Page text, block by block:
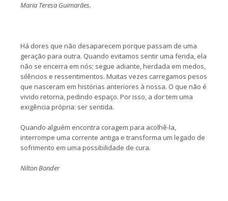
Maria Teresa Guimarães.
Há dores que não desaparecem porque passam de uma
geração para outra. Quando evitamos sentir uma ferida, ela
não se encerra em nós; segue adiante, herdada em medos,
silêncios e ressentimentos. Muitas vezes carregamos pesos
que nasceram em histórias anteriores à nossa. O que não é
vivido retorna, pedindo espaço. Por isso, a dor tem uma
exigência própria: ser sentida.
Quando alguém encontra coragem para acolhê-la,
interrompe uma corrente antiga e transforma um legado de
sofrimento em uma possibilidade de cura.
Nilton Bonder